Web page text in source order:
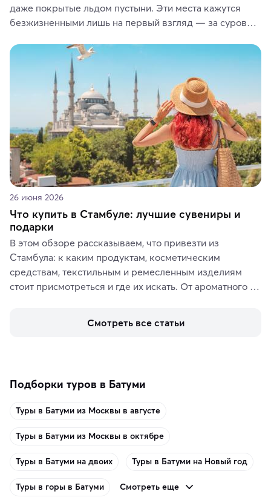
даже покрытые льдом пустыни. Эти места кажутся
безжизненными лишь на первый взгляд — за суровой
животные и маршруты, которые дарят одни из самых
ярких впечатлений от путешествий.
26 июня 2026
Что купить в Стамбуле: лучшие сувениры и
подарки
В этом обзоре рассказываем, что привезти из
Стамбула: к каким продуктам, косметическим
средствам, текстильным и ремесленным изделиям
стоит присмотреться и где их искать. От ароматного
аутентичных лавках — в подарок близким или себе на
Смотреть все статьи
Подборки туров в Батуми
Туры в Батуми из Москвы в августе
Туры в Батуми из Москвы в октябре
Туры в Батуми на двоих Туры в Батуми на Новый год
Туры в горы в Батуми Смотреть еще